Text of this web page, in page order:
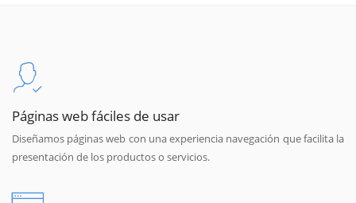
Páginas web fáciles de usar
Diseñamos páginas web con una experiencia navegación que facilita la
presentación de los productos o servicios.